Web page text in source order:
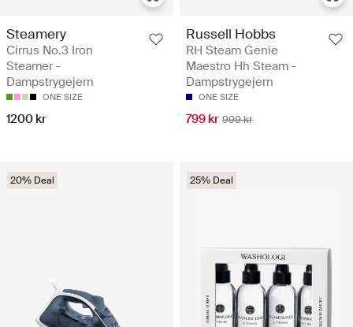
Steamery
Cirrus No.3 Iron
Steamer -
Dampstrygejern
ONE SIZE
1200 kr
Russell Hobbs
RH Steam Genie
Maestro Hh Steam -
Dampstrygejern
ONE SIZE
799 kr 999 kr
20% Deal 25% Deal